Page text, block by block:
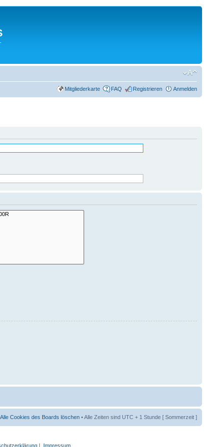
Mitgliederkarte FAQ Registrieren Anmelden
Alle Cookies des Boards löschen • Alle Zeiten sind UTC + 1 Stunde [ Sommerzeit ]
| Impressum